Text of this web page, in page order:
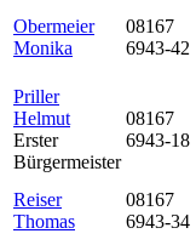
Obermeier
Monika
08167
6943-42
Priller
Helmut
Erster
Bürgermeister
08167
6943-18
Reiser
Thomas
08167
6943-34